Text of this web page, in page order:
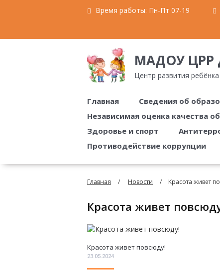
Время работы: Пн-Пт 07-19
МАДОУ ЦРР
Центр развития ребёнка
Главная Сведения об
Независимая оценка качества
Здоровье и спорт
Противодействие коррупции
Главная Новости Красота живет
Красота живет
Красота живет повсюду!
23.05.2024